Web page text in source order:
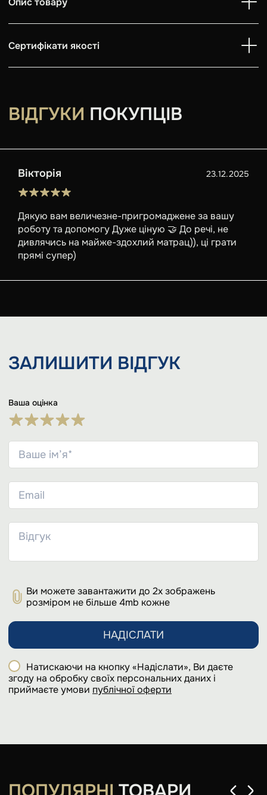
Сертифікати якості
ВІДГУКИ ПОКУПЦІВ
Вікторія 23.12.2025
Дякую вам величезне-пригромаджене за вашу
роботу та допомогу Дуже ціную 🤝 До речі, не
дивлячись на майже-здохлий матрац)), ці грати
прямі супер)
ЗАЛИШИТИ ВІДГУК
Ваша оцінка
Ви можете завантажити до 2х зображень
розміром не більше 4mb кожне
НАДІСЛАТИ
Натискаючи на кнопку «Надіслати», Ви даєте
згоду на обробку своїх персональних даних і
приймаєте умови публічної оферти